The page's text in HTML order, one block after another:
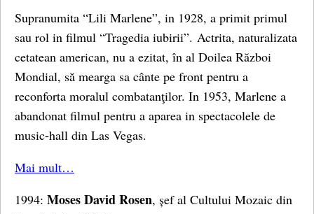
Supranumita “Lili Marlene”, in 1928, a primit primul
sau rol in filmul “Tragedia iubirii”. Actrita, naturalizata
cetatean american, nu a ezitat, în al Doilea Război
Mondial, să mearga sa cânte pe front pentru a
reconforta moralul combatanţilor. In 1953, Marlene a
abandonat filmul pentru a aparea in spectacolele de
music-hall din Las Vegas.
Mai mult…
1994: Moses David Rosen, șef al Cultului Mozaic din